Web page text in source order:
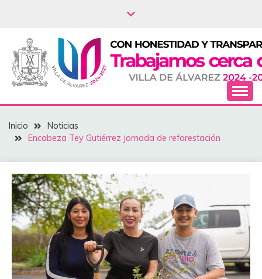
NOTICIAS – VILLA
DEL ÁLVAREZ
Inicio
Noticias
Encabeza Tey Gutiérrez ‎jornada de reforestación